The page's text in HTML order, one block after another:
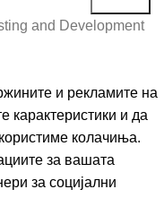
and Development
и рекламите на
карактеристики и да
колачиња.
за вашата
за социјални